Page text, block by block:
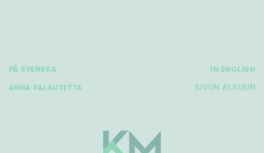
Uudiskohteet
Vain uudiskohteet Ei uudiskohteita
PÅ SVENSKA IN ENGLISH
ANNA PALAUTETTA SIVUN ALKUUN